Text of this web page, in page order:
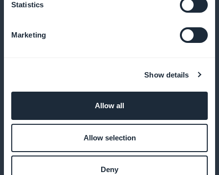
Statistics
Marketing
Show details
Allow all
Allow selection
Deny
Lad dine elever lytte til lydlektioner på farten og
Giv dine elever mulighed for at gemme deres
yndlingslektioner til senere brug